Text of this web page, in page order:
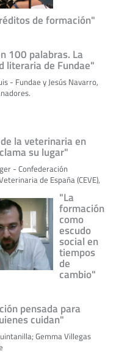
de formación"
100 palabras. La
literaria de Fundae"
- Fundae y Jesús Navarro,
la veterinaria en
su lugar"
- Confederación
de España (CEVE),
"La
formación
como
escudo
social en
tiempos
de
cambio"
pensada para
cuidan"
Gemma Villegas